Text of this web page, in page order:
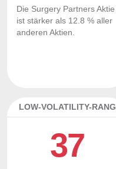
Die Surgery Partners Aktie
ist stärker als 12.8 % aller
anderen Aktien.
LOW-VOLATILITY-RANG
37